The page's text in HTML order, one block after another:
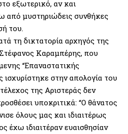
εξωτερικό, αν και
από μυστηριώδεις συνθήκες
του.
τη δικτατορία αρχηγός της
Καραμπέρης, που
“Επαναστατικής
ισχυρίστηκε στην απολογία του
της Αριστεράς δεν
υποκριτικά: “Ο θάνατος
όλους μας και ιδιαιτέρως
έχω ιδιαιτέραν ευαισθησίαν